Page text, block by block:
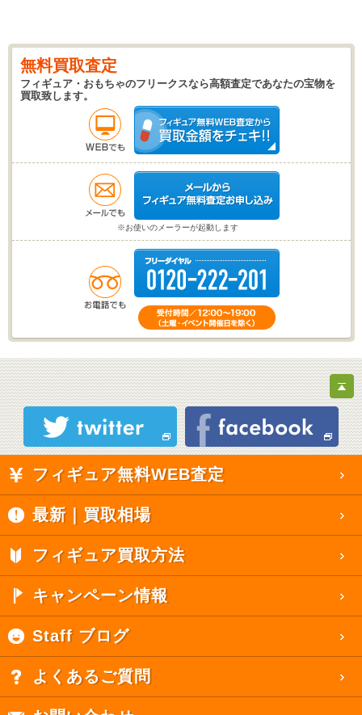
無料買取査定
フィギュア・おもちゃのフリークスなら高額査定であなたの宝物を
買取致します。
※お使いのメーラーが起動します
フィギュア無料WEB査定
最新｜買取相場
フィギュア買取方法
キャンペーン情報
Staff ブログ
よくあるご質問